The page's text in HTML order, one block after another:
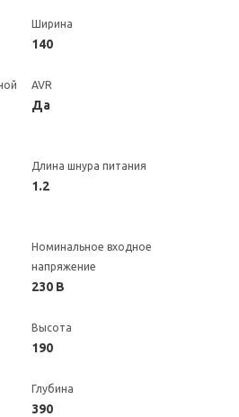
Ширина
140
AVR
Да
Длина шнура питания
1.2
Номинальное входное
напряжение
230 В
Высота
190
Глубина
390